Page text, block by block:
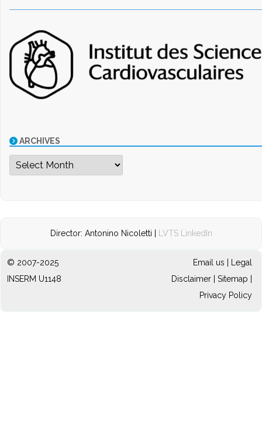
ARCHIVES
Archives
Director: Antonino Nicoletti | LVTS LinkedIn
© 2007-2025
INSERM U1148
Email us
Legal
Disclaimer| Sitemap
Privacy Policy